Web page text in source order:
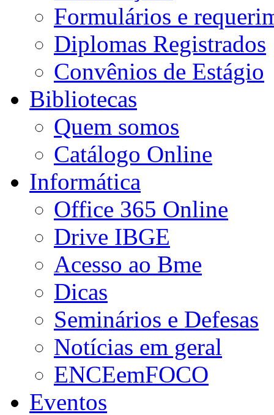
Formulários e
Diplomas Registrados
Convênios de Estágio
Bibliotecas
Quem somos
Catálogo Online
Informática
Office 365 Online
Drive IBGE
Acesso ao Bme
Dicas
Seminários e Defesas
Notícias em geral
ENCEemFOCO
Eventos